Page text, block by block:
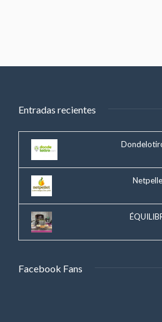
Entradas recientes
Facebook Fans